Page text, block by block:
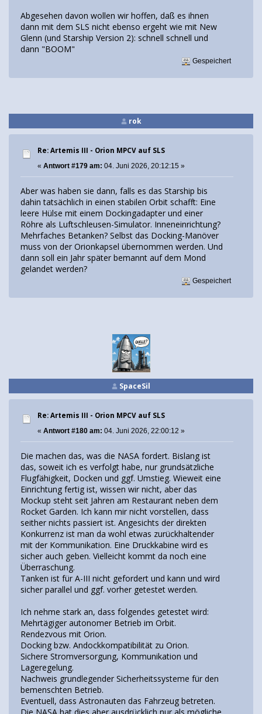
Abgesehen davon wollen wir hoffen, daß es ihnen
dann mit dem SLS nicht ebenso ergeht wie mit New
Glenn (und Starship Version 2): schnell schnell und
dann "BOOM"
Gespeichert
rok
Re: Artemis III - Orion MPCV auf SLS
« Antwort #179 am: 04. Juni 2026, 20:12:15 »
Aber was haben sie dann, falls es das Starship bis
dahin tatsächlich in einen stabilen Orbit schafft: Eine
leere Hülse mit einem Dockingadapter und einer
Röhre als Luftschleusen-Simulator. Inneneinrichtung?
Mehrfaches Betanken? Selbst das Docking-Manöver
muss von der Orionkapsel übernommen werden. Und
dann soll ein Jahr später bemannt auf dem Mond
gelandet werden?
Gespeichert
SpaceSil
Re: Artemis III - Orion MPCV auf SLS
« Antwort #180 am: 04. Juni 2026, 22:00:12 »
Die machen das, was die NASA fordert. Bislang ist
das, soweit ich es verfolgt habe, nur grundsätzliche
Flugfähigkeit, Docken und ggf. Umstieg. Wieweit eine
Einrichtung fertig ist, wissen wir nicht, aber das
Mockup steht seit Jahren am Restaurant neben dem
Rocket Garden. Ich kann mir nicht vorstellen, dass
seither nichts passiert ist. Angesichts der direkten
Konkurrenz ist man da wohl etwas zurückhaltender
mit der Kommunikation. Eine Druckkabine wird es
sicher auch geben. Vielleicht kommt da noch eine
Überraschung.
Tanken ist für A-III nicht gefordert und kann und wird
sicher parallel und ggf. vorher getestet werden.
Ich nehme stark an, dass folgendes getestet wird:
Mehrtägiger autonomer Betrieb im Orbit.
Rendezvous mit Orion.
Docking bzw. Andockkompatibilität zu Orion.
Sichere Stromversorgung, Kommunikation und
Lageregelung.
Nachweis grundlegender Sicherheitssysteme für den
bemenschten Betrieb.
Eventuell, dass Astronauten das Fahrzeug betreten.
Die NASA hat dies aber ausdrücklich nur als mögliche